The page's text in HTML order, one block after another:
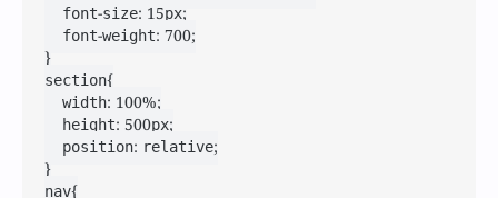
    font-size: 15px;
    font-weight: 700;
}
section{
    width: 100%;
    height: 500px;
    position: relative;
}
nav{